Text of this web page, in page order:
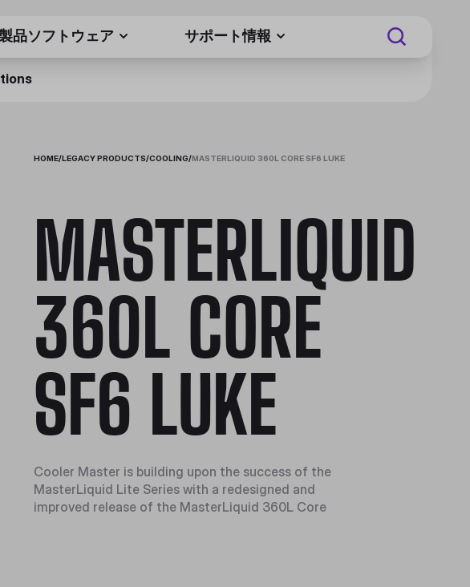
品ソフトウェア サポート情報
HOME/LEGACY PRODUCTS/COOLING/MASTERLIQUID 360L CORE SF6 LUKE
MASTERLIQUID
360L CORE
SF6 LUKE
Cooler Master is building upon the success of the
MasterLiquid Lite Series with a redesigned and
improved release of the MasterLiquid 360L Core